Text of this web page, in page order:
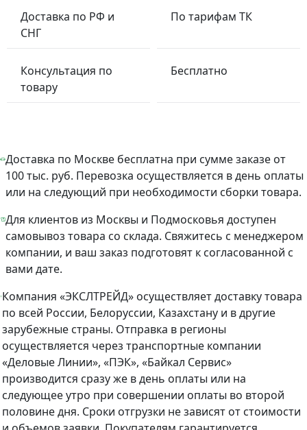
Доставка по РФ и
СНГ
По тарифам ТК
Консультация по
товару
Бесплатно
Доставка по Москве бесплатна при сумме заказе от
100 тыс. руб. Перевозка осуществляется в день оплаты
или на следующий при необходимости сборки товара.
Для клиентов из Москвы и Подмосковья доступен
самовывоз товара со склада. Свяжитесь с менеджером
компании, и ваш заказ подготовят к согласованной с
вами дате.
Компания «ЭКСЛТРЕЙД» осуществляет доставку товара
по всей России, Белоруссии, Казахстану и в другие
зарубежные страны. Отправка в регионы
осуществляется через транспортные компании
«Деловые Линии», «ПЭК», «Байкал Сервис»
производится сразу же в день оплаты или на
следующее утро при совершении оплаты во второй
половине дня. Сроки отгрузки не зависят от стоимости